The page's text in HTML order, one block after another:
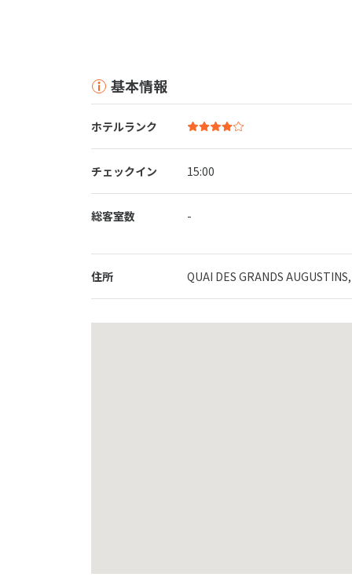
基本情報
ホテルランク
チェックイン 15:00
総客室数 -
住所 QUAI DES GRANDS